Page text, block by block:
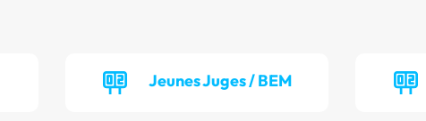
Jeunes Juges / BEM